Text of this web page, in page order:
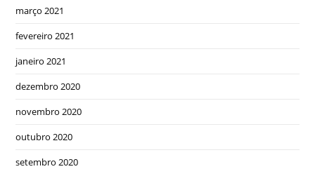
março 2021
fevereiro 2021
janeiro 2021
dezembro 2020
novembro 2020
outubro 2020
setembro 2020